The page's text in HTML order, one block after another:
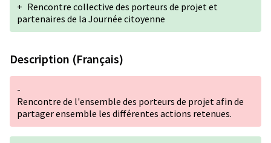
+ Rencontre collective des porteurs de projet et
partenaires de la Journée citoyenne
Description (Français)
-
Rencontre de l'ensemble des porteurs de projet afin de
partager ensemble les différentes actions retenues.